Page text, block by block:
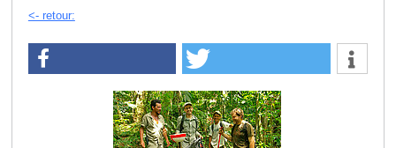
<- retour: